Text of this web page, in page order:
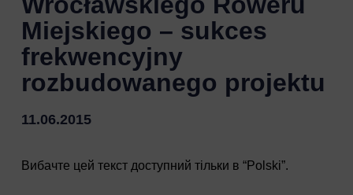
Miejskiego – sukces
frekwencyjny
rozbudowanego projektu
11.06.2015
Вибачте цей текст доступний тільки в “Polski”.